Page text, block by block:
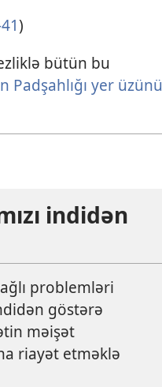
)
bütün bu
Padşahlığı yer üzünü
indidən
problemləri
göstərə
məişət
riayət etməklə